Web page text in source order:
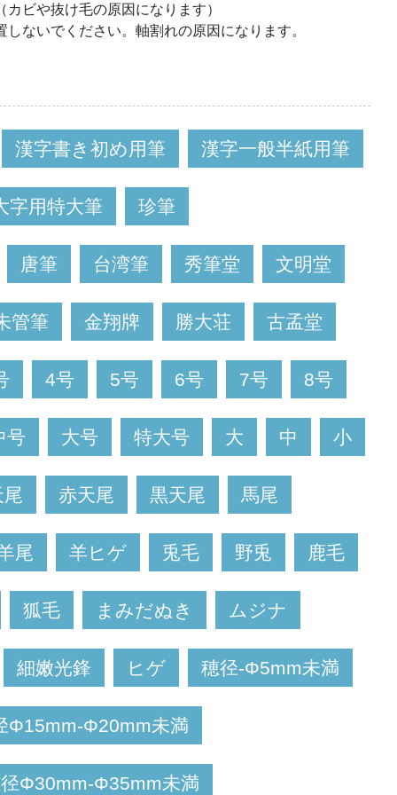
ビや抜け毛の原因になります）
ないでください。軸割れの原因になります。
漢字書き初め用筆 漢字一般半紙用筆
字用特大筆 珍筆
唐筆 台湾筆 秀筆堂 文明堂
管筆 金翔牌 勝大荘 古孟堂
4号 5号 6号 7号 8号
号 大号 特大号 大 中 小
赤天尾 黒天尾 馬尾
尾 羊ヒゲ 兎毛 野兎 鹿毛
狐毛 まみだぬき ムジナ
細嫩光鋒 ヒゲ 穂径-Φ5mm未満
Φ15mm-Φ20mm未満
Φ30mm-Φ35mm未満